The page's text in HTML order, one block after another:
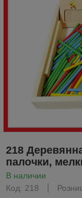
218
палочки,
В наличии
Код: 218